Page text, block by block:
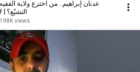
عدنان إبراهيم.. من اخترع ولاية
التشيّع؟
198K views